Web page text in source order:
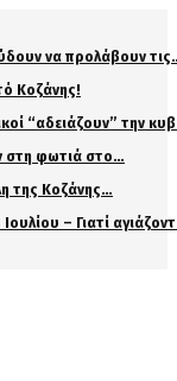
να προλάβουν
Κοζάνης!
“αδειάζουν” την
στη φωτιά στο…
της Κοζάνης…
– Γιατί